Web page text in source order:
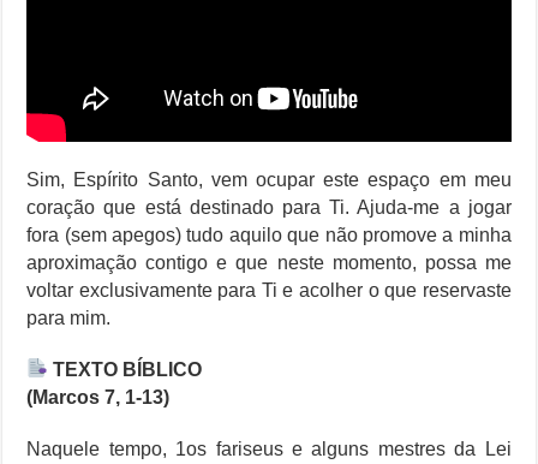
Sim, Espírito Santo, vem ocupar este espaço em meu
coração que está destinado para Ti. Ajuda-me a jogar
fora (sem apegos) tudo aquilo que não promove a minha
aproximação contigo e que neste momento, possa me
voltar exclusivamente para Ti e acolher o que reservaste
para mim.
TEXTO BÍBLICO
(Marcos 7, 1-13)
Naquele tempo, 1os fariseus e alguns mestres da Lei